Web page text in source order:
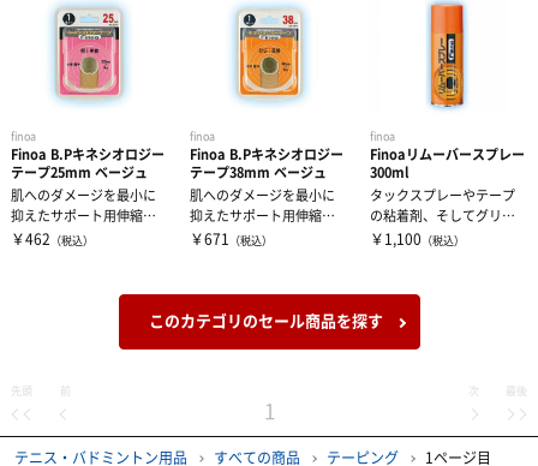
finoa
Finoa B.Pキネシオロジー
テープ25mm ベージュ
肌へのダメージを最小に
抑えたサポート用伸縮テ
ープ。アクリル系の粘着
￥462 （税込）
finoa
Finoa B.Pキネシオロジー
テープ38mm ベージュ
肌へのダメージを最小に
抑えたサポート用伸縮テ
ープ。アクリル系の粘着
￥671 （税込）
finoa
Finoaリムーバースプレー
300ml
タックスプレーやテープ
の粘着剤、そしてグリー
ス・軟膏などを除去する
￥1,100 （税込）
このカテゴリのセール商品を探す
先頭 前
1
次 最後
テニス・バドミントン用品 すべての商品 テーピング 1ページ目